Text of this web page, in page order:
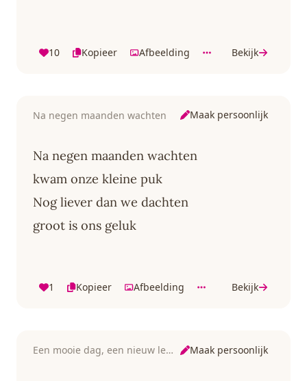
10 Kopieer Afbeelding Bekijk
Na negen maanden wachten Maak persoonlijk
Na negen maanden wachten
kwam onze kleine puk
Nog liever dan we dachten
groot is ons geluk
1 Kopieer Afbeelding Bekijk
Een mooie dag, een nieuw leven begint Maak persoonlijk